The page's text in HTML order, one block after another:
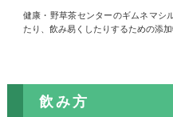
健康・野草茶センターのギムネマシ
たり、飲み易くしたりするための添
飲み方